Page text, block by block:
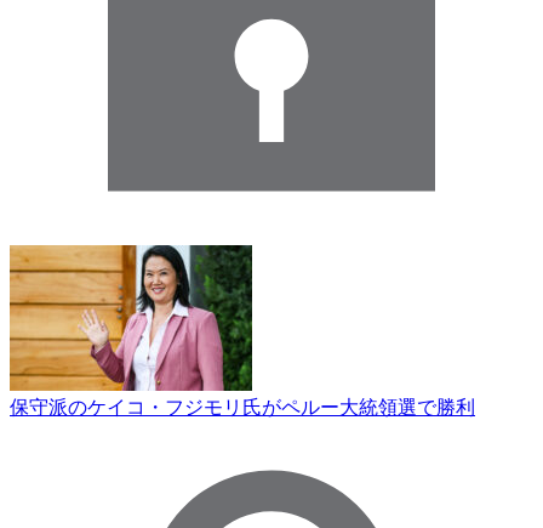
保守派のケイコ・フジモリ氏がペルー大統領選で勝利